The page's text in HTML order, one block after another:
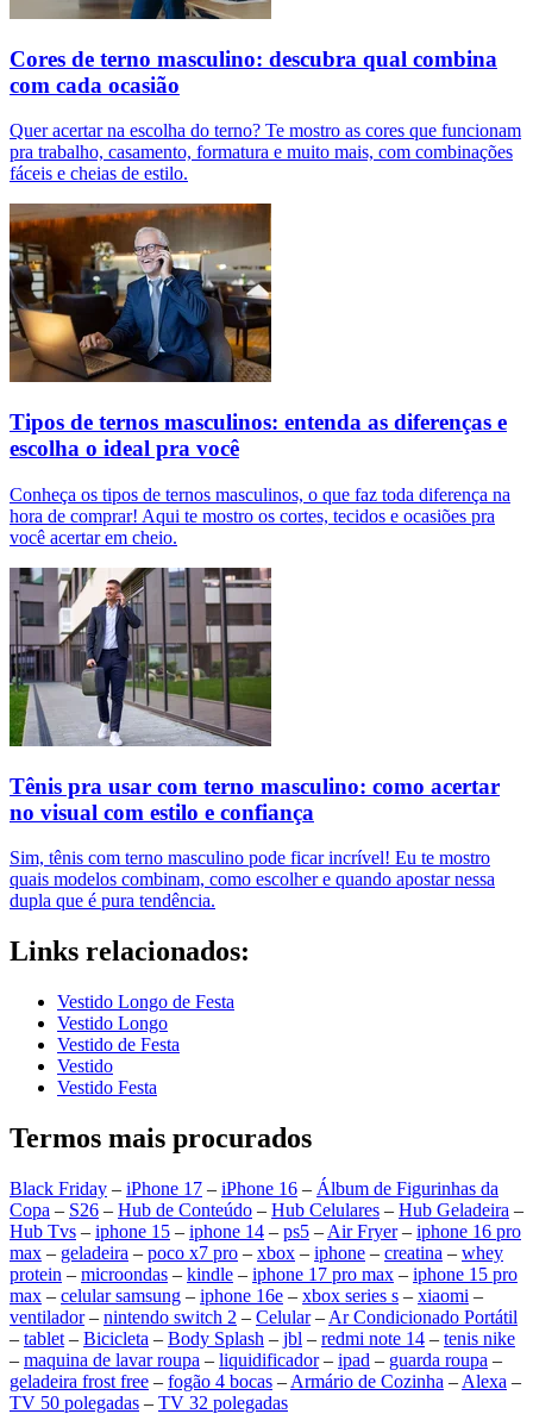
Cores de terno masculino: descubra qual combina
com cada ocasião
Quer acertar na escolha do terno? Te mostro as cores que funcionam
pra trabalho, casamento, formatura e muito mais, com combinações
fáceis e cheias de estilo.
Tipos de ternos masculinos: entenda as diferenças e
escolha o ideal pra você
Conheça os tipos de ternos masculinos, o que faz toda diferença na
hora de comprar! Aqui te mostro os cortes, tecidos e ocasiões pra
você acertar em cheio.
Tênis pra usar com terno masculino: como acertar
no visual com estilo e confiança
Sim, tênis com terno masculino pode ficar incrível! Eu te mostro
quais modelos combinam, como escolher e quando apostar nessa
dupla que é pura tendência.
Links relacionados:
Vestido Longo de Festa
Vestido Longo
Vestido de Festa
Vestido
Vestido Festa
Termos mais procurados
Black Friday – iPhone 17 – iPhone 16 – Álbum de Figurinhas da
Copa – S26 – Hub de Conteúdo – Hub Celulares – Hub Geladeira –
Hub Tvs – iphone 15 – iphone 14 – ps5 – Air Fryer– iphone 16 pro
max – geladeira – poco x7 pro – xbox – iphone – creatina – whey
protein – microondas – kindle – iphone 17 pro max – iphone 15 pro
max – celular samsung – iphone 16e – xbox series s – xiaomi –
ventilador– nintendo switch 2 – Celular– Ar Condicionado Portátil
– tablet – Bicicleta – Body Splash – jbl – redmi note 14 – tenis nike
– maquina de lavar roupa – liquidificador– ipad – guarda roupa –
geladeira frost free – fogão 4 bocas – Armário de Cozinha – Alexa –
TV 50 polegadas – TV 32 polegadas